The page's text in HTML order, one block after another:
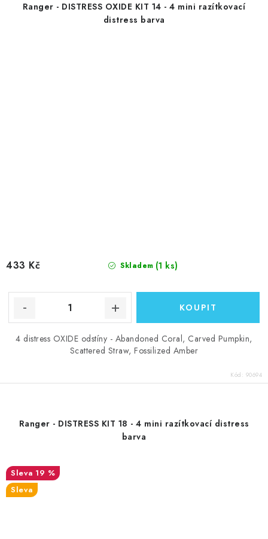
Ranger - DISTRESS OXIDE KIT 14 - 4 mini razítkovací
distress barva
Skladem (1 ks)
433 Kč
4 distress OXIDE odstíny - Abandoned Coral, Carved Pumpkin,
Scattered Straw, Fossilized Amber
Kód: 90694
Ranger - DISTRESS KIT 18 - 4 mini razítkovací distress
barva
19 %
Sleva